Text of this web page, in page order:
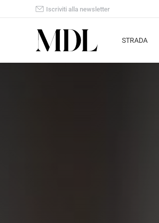
Iscriviti alla newsletter
STRADA